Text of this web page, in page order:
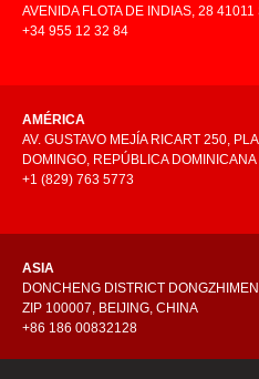
AVENIDA FLOTA DE INDIAS, 28
+34 955 12 32 84
AMÉRICA
AV. GUSTAVO MEJÍA RICART 250,
DOMINGO, REPÚBLICA DOMINICANA
+1 (829) 763 5773
ASIA
DONCHENG DISTRICT
ZIP 100007, BEIJING, CHINA
+86 186 00832128